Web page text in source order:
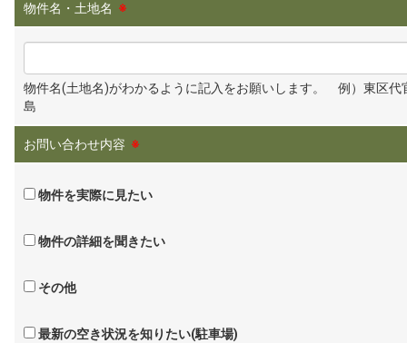
物件名・土地名 ※
物件名(土地名)がわかるように記入をお願いします。 例）東区代
島
お問い合わせ内容 ※
物件を実際に見たい
物件の詳細を聞きたい
その他
最新の空き状況を知りたい(駐車場)